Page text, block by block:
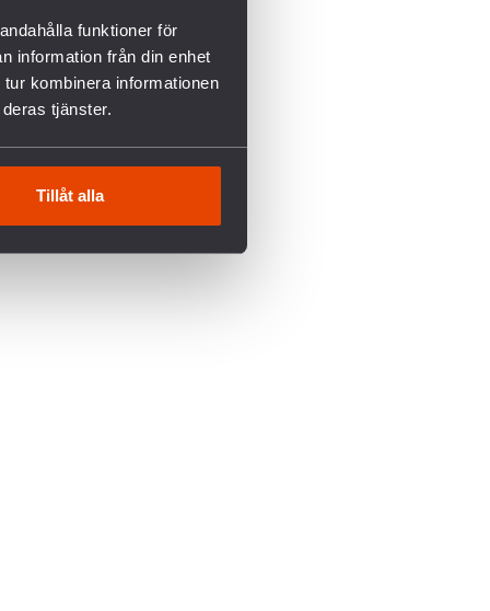
funktioner för
information från din enhet
kombinera informationen
tjänster.
Tillåt alla